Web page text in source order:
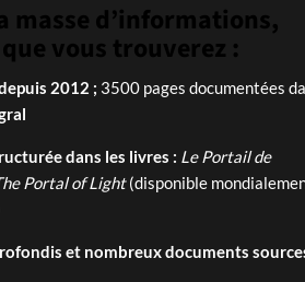
masse d’informations,
vous trouverez :
2012 ; 3500 pages documentées
dans les livres : Le Portail de
Portal of Light(disponible
et nombreux documents